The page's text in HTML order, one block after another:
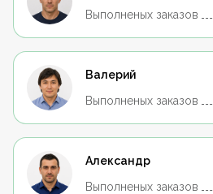
Выполненых заказов
Валерий
Выполненых заказов
Александр
Выполненых заказов